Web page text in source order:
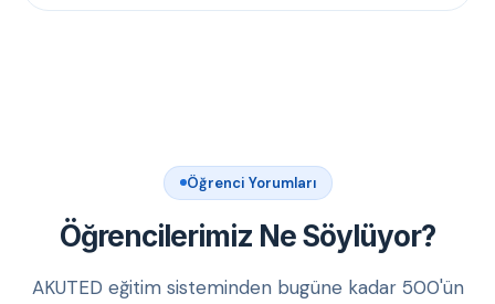
Öğrenci Yorumları
Öğrencilerimiz Ne Söylüyor?
AKUTED eğitim sisteminden bugüne kadar 500'ün